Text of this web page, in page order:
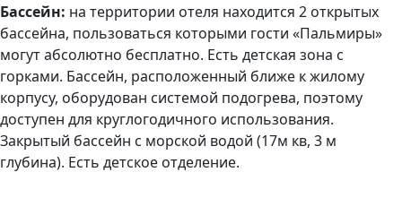
Бассейн: на территории отеля находится 2 открытых
бассейна, пользоваться которыми гости «Пальмиры»
могут абсолютно бесплатно. Есть детская зона с
горками. Бассейн, расположенный ближе к жилому
корпусу, оборудован системой подогрева, поэтому
доступен для круглогодичного использования.
Закрытый бассейн с морской водой (17м кв, 3 м
глубина). Есть детское отделение.